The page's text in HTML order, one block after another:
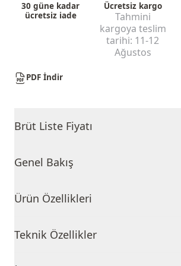
30 güne kadar
ücretsiz iade
Ücretsiz kargo
Tahmini
kargoya teslim
tarihi: 11-12
Ağustos
PDF İndir
Brüt Liste Fiyatı
Genel Bakış
Ürün Özellikleri
Teknik Özellikler